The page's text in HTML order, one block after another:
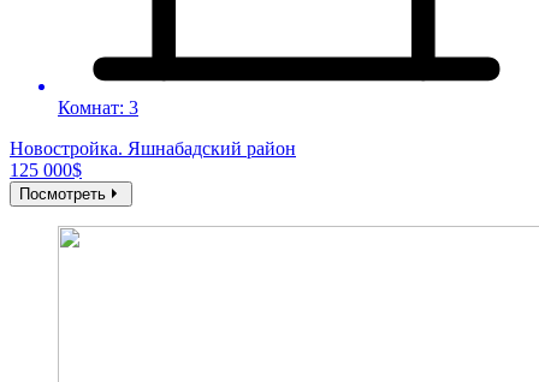
Комнат: 3
Новостройка. Яшнабадский район
125 000$
Посмотреть